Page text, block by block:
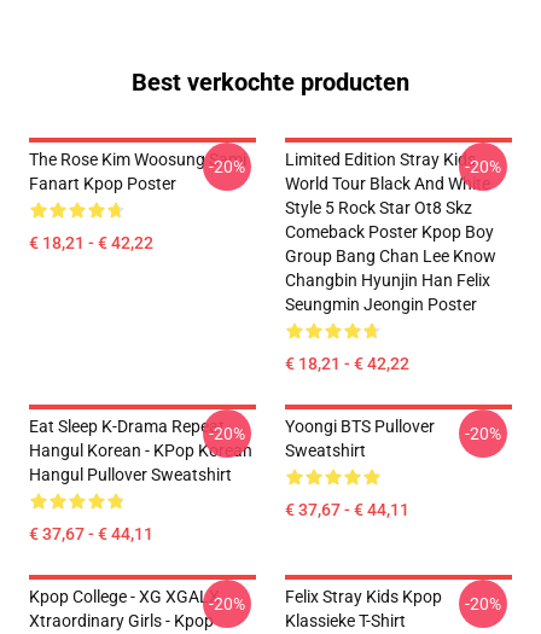
Best verkochte producten
The Rose Kim Woosung Sami
Fanart Kpop Poster
€ 18,21 - € 42,22
-20%
Limited Edition Stray Kids
World Tour Black And White
Style 5 Rock Star Ot8 Skz
Comeback Poster Kpop Boy
Group Bang Chan Lee Know
Changbin Hyunjin Han Felix
Seungmin Jeongin Poster
€ 18,21 - € 42,22
-20%
Eat Sleep K-Drama Repeat
Hangul Korean - KPop Korean
Hangul Pullover Sweatshirt
€ 37,67 - € 44,11
-20%
Yoongi BTS Pullover
Sweatshirt
€ 37,67 - € 44,11
-20%
Kpop College - XG XGALX
Xtraordinary Girls - Kpop
-20%
Felix Stray Kids Kpop
Klassieke T-Shirt
-20%